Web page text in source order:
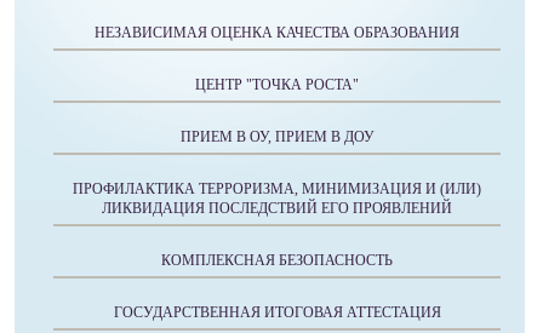
НЕЗАВИСИМАЯ ОЦЕНКА КАЧЕСТВА ОБРАЗОВАНИЯ
ЦЕНТР "ТОЧКА РОСТА"
ПРИЕМ В ОУ, ПРИЕМ В ДОУ
ПРОФИЛАКТИКА ТЕРРОРИЗМА, МИНИМИЗАЦИЯ И (ИЛИ)
ЛИКВИДАЦИЯ ПОСЛЕДСТВИЙ ЕГО ПРОЯВЛЕНИЙ
КОМПЛЕКСНАЯ БЕЗОПАСНОСТЬ
ГОСУДАРСТВЕННАЯ ИТОГОВАЯ АТТЕСТАЦИЯ